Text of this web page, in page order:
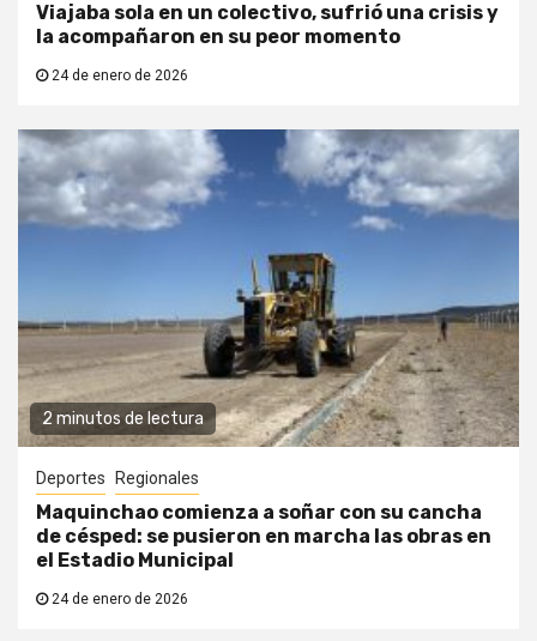
Viajaba sola en un colectivo, sufrió una crisis y
la acompañaron en su peor momento
24 de enero de 2026
2 minutos de lectura
Deportes Regionales
Maquinchao comienza a soñar con su cancha
de césped: se pusieron en marcha las obras en
el Estadio Municipal
24 de enero de 2026